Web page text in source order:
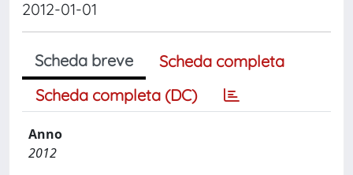
2012-01-01
Scheda breve
Scheda completa
Scheda completa (DC)
Anno
2012